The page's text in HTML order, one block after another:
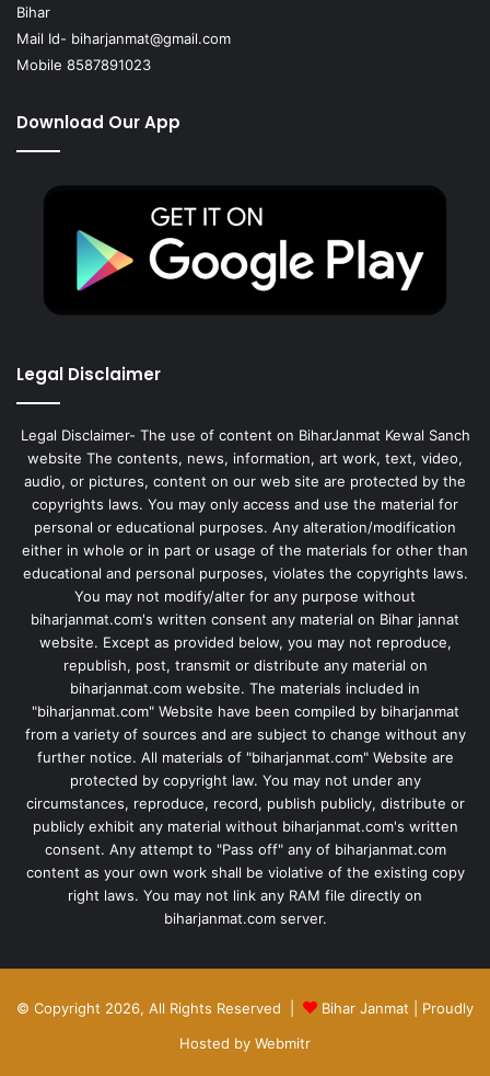
Bihar
Mail Id- biharjanmat@gmail.com
Mobile 8587891023
Download Our App
Legal Disclaimer
Legal Disclaimer- The use of content on BiharJanmat Kewal Sanch
website The contents, news, information, art work, text, video,
audio, or pictures, content on our web site are protected by the
copyrights laws. You may only access and use the material for
personal or educational purposes. Any alteration/modification
either in whole or in part or usage of the materials for other than
educational and personal purposes, violates the copyrights laws.
You may not modify/alter for any purpose without
biharjanmat.com's written consent any material on Bihar jannat
website. Except as provided below, you may not reproduce,
republish, post, transmit or distribute any material on
biharjanmat.com website. The materials included in
"biharjanmat.com" Website have been compiled by biharjanmat
from a variety of sources and are subject to change without any
further notice. All materials of "biharjanmat.com" Website are
protected by copyright law. You may not under any
circumstances, reproduce, record, publish publicly, distribute or
publicly exhibit any material without biharjanmat.com's written
consent. Any attempt to "Pass off" any of biharjanmat.com
content as your own work shall be violative of the existing copy
right laws. You may not link any RAM file directly on
biharjanmat.com server.
© Copyright 2026, All Rights Reserved | Bihar Janmat | Proudly
Hosted by Webmitr